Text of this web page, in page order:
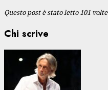
Questo post è stato letto 101 volte
Chi scrive